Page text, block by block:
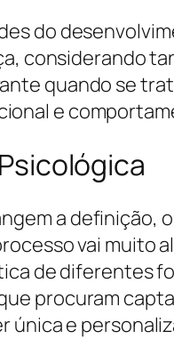
do
considerando
quando se
e
a definição,
vai muito
de diferentes
procuram
única e